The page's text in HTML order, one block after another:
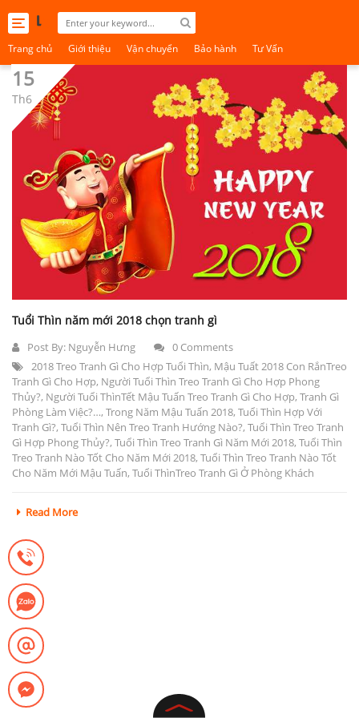
Toggle
navigation
Trang chủ Giới thiệu Vận chuyển Bảo hành Tư Vấn
15
Th6
Tuổi Thìn năm mới 2018 chọn tranh gì
Post By: Nguyễn Hưng
0 Comments
2018 Treo Tranh Gì Cho Hợp Tuổi Thìn, Mậu Tuất 2018 Con RắnTreo
Tranh Gì Cho Hợp, Người Tuổi Thìn Treo Tranh Gì Cho Hợp Phong
Thủy?, Người Tuổi ThìnTết Mậu Tuấn Treo Tranh Gì Cho Hợp, Tranh Gì
Phòng Làm Việc?…, Trong Năm Mậu Tuấn 2018, Tuổi Thìn Hợp Với
Tranh Gì?, Tuổi Thìn Nên Treo Tranh Hướng Nào?, Tuổi Thìn Treo Tranh
Gì Hợp Phong Thủy?, Tuổi Thìn Treo Tranh Gì Năm Mới 2018, Tuổi Thìn
Treo Tranh Nào Tốt Cho Năm Mới 2018, Tuổi Thìn Treo Tranh Nào Tốt
Cho Năm Mới Mậu Tuấn, Tuổi ThìnTreo Tranh Gì Ở Phòng Khách
Read More